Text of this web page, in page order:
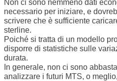
Non ci sono nemmeno dati
necessario per iniziare, e
scrivere che è sufficiente
sterline.
Poiché si tratta di un modello
disporre di statistiche sulle
durata.
In generale, non ci sono
analizzare i futuri MTS, o